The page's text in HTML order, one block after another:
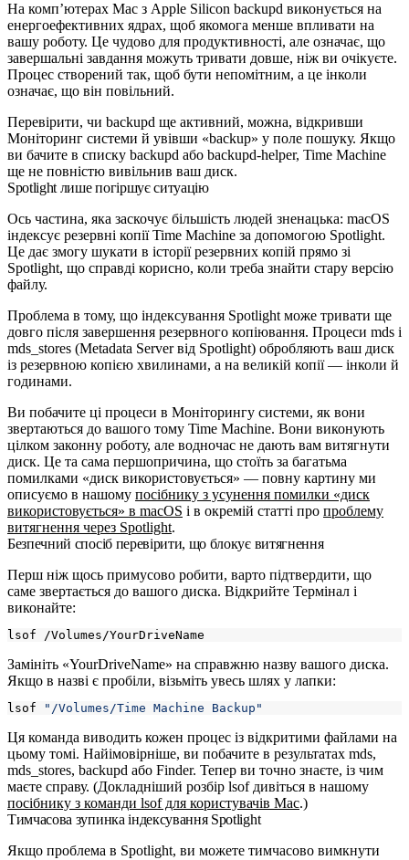
На комп’ютерах Mac з Apple Silicon backupd виконується на
енергоефективних ядрах, щоб якомога менше впливати на
вашу роботу. Це чудово для продуктивності, але означає, що
завершальні завдання можуть тривати довше, ніж ви очікуєте.
Процес створений так, щоб бути непомітним, а це інколи
означає, що він повільний.
Перевірити, чи backupd ще активний, можна, відкривши
Моніторинг системи й увівши «backup» у поле пошуку. Якщо
ви бачите в списку backupd або backupd-helper, Time Machine
ще не повністю вивільнив ваш диск.
Spotlight лише погіршує ситуацію
Ось частина, яка заскочує більшість людей зненацька: macOS
індексує резервні копії Time Machine за допомогою Spotlight.
Це дає змогу шукати в історії резервних копій прямо зі
Spotlight, що справді корисно, коли треба знайти стару версію
файлу.
Проблема в тому, що індексування Spotlight може тривати ще
довго після завершення резервного копіювання. Процеси mds і
mds_stores (Metadata Server від Spotlight) обробляють ваш диск
із резервною копією хвилинами, а на великій копії — інколи й
годинами.
Ви побачите ці процеси в Моніторингу системи, як вони
звертаються до вашого тому Time Machine. Вони виконують
цілком законну роботу, але водночас не дають вам витягнути
диск. Це та сама першопричина, що стоїть за багатьма
помилками «диск використовується» — повну картину ми
описуємо в нашому посібнику з усунення помилки «диск
використовується» в macOS і в окремій статті про проблему
витягнення через Spotlight.
Безпечний спосіб перевірити, що блокує витягнення
Перш ніж щось примусово робити, варто підтвердити, що
саме звертається до вашого диска. Відкрийте Термінал і
виконайте:
Замініть «YourDriveName» на справжню назву вашого диска.
Якщо в назві є пробіли, візьміть увесь шлях у лапки:
lsof "/Volumes/Time Machine Backup"
Ця команда виводить кожен процес із відкритими файлами на
цьому томі. Найімовірніше, ви побачите в результатах mds,
mds_stores, backupd або Finder. Тепер ви точно знаєте, із чим
маєте справу. (Докладніший розбір lsofдивіться в нашому
посібнику з команди lsof для користувачів Mac.)
Тимчасова зупинка індексування Spotlight
Якщо проблема в Spotlight, ви можете тимчасово вимкнути